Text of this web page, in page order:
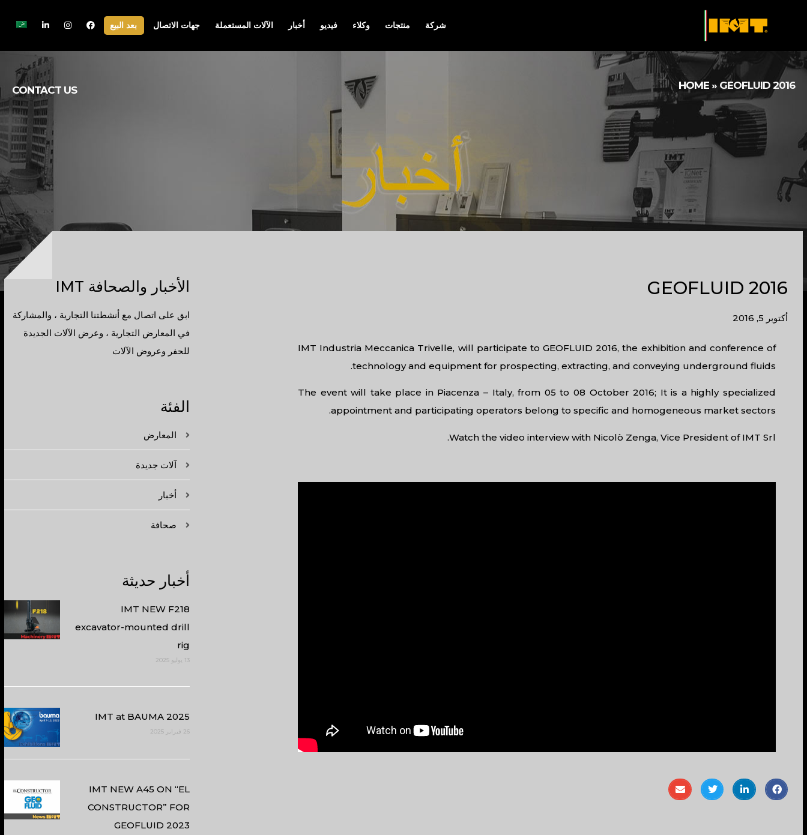
شركة منتجات وكلاء فيديو أخبار الآلات المستعملة جهات الاتصال بعد البيع
HOME » GEOFLUID 2016
CONTACT US
GEOFLUID 2016
أكتوبر 5, 2016
IMT Industria Meccanica Trivelle, will participate to GEOFLUID 2016, the exhibition and conference of
technology and equipment for prospecting, extracting, and conveying underground fluids.
The event will take place in Piacenza – Italy, from 05 to 08 October 2016; It is a highly specialized
appointment and participating operators belong to specific and homogeneous market sectors.
Watch the video interview with Nicolò Zenga, Vice President of IMT Srl.
الأخبار والصحافة IMT
ابق على اتصال مع أنشطتنا التجارية ، والمشاركة
في المعارض التجارية ، وعرض الآلات الجديدة
للحفر وعروض الآلات
الفئة
المعارض
آلات جديدة
أخبار
صحافة
أخبار حديثة
IMT NEW F218
excavator-mounted drill
rig
13 يوليو 2025
IMT at BAUMA 2025
26 فبراير 2025
IMT NEW A45 ON “EL
CONSTRUCTOR” FOR
GEOFLUID 2023